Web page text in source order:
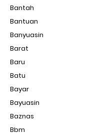
Bantah
Bantuan
Banyuasin
Barat
Baru
Batu
Bayar
Bayuasin
Baznas
Bbm